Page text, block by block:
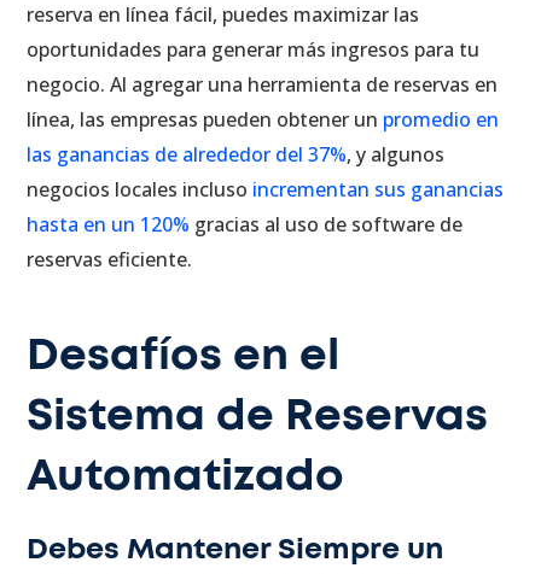
reserva en línea fácil, puedes maximizar las
oportunidades para generar más ingresos para tu
negocio. Al agregar una herramienta de reservas en
línea, las empresas pueden obtener un promedio en
las ganancias de alrededor del 37%, y algunos
negocios locales incluso incrementan sus ganancias
hasta en un 120% gracias al uso de software de
reservas eficiente.
Desafíos en el
Sistema de Reservas
Automatizado
Debes Mantener Siempre un